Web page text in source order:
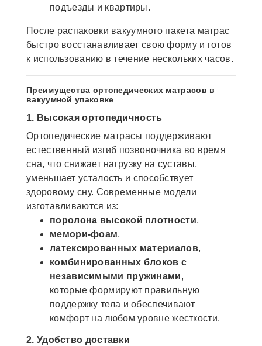
подъезды и квартиры.
После распаковки вакуумного пакета матрас
быстро восстанавливает свою форму и готов
к использованию в течение нескольких часов.
Преимущества ортопедических матрасов в
вакуумной упаковке
1. Высокая ортопедичность
Ортопедические матрасы поддерживают
естественный изгиб позвоночника во время
сна, что снижает нагрузку на суставы,
уменьшает усталость и способствует
здоровому сну. Современные модели
изготавливаются из:
поролона высокой плотности,
мемори-фоам,
латексированных материалов,
комбинированных блоков с
независимыми пружинами,
которые формируют правильную
поддержку тела и обеспечивают
комфорт на любом уровне жесткости.
2. Удобство доставки